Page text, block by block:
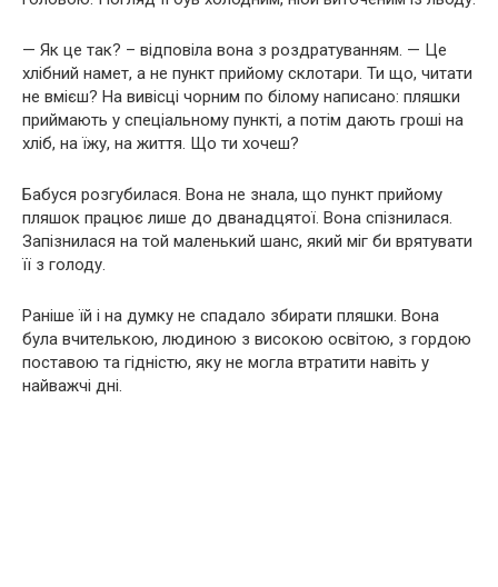
— Як це так? – відповіла вона з роздратуванням. — Це
хлібний намет, а не пункт прийому склотари. Ти що, читати
не вмієш? На вивісці чорним по білому написано: пляшки
приймають у спеціальному пункті, а потім дають гроші на
хліб, на їжу, на життя. Що ти хочеш?
Бабуся розгубилася. Вона не знала, що пункт прийому
пляшок працює лише до дванадцятої. Вона спізнилася.
Запізнилася на той маленький шанс, який міг би врятувати
її з голоду.
Раніше їй і на думку не спадало збирати пляшки. Вона
була вчителькою, людиною з високою освітою, з гордою
поставою та гідністю, яку не могла втратити навіть у
найважчі дні.